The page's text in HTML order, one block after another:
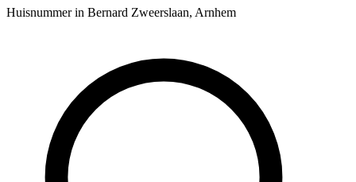
Huisnummer in Bernard Zweerslaan, Arnhem